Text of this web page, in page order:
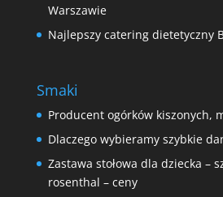
Warszawie
Najlepszy catering dietetyczny
Smaki
Producent ogórków kiszonych,
Dlaczego wybieramy szybkie
Zastawa stołowa dla dziecka –
rosenthal – ceny